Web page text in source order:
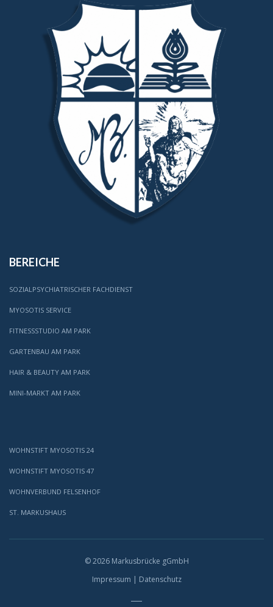
BEREICHE
SOZIALPSYCHIATRISCHER FACHDIENST
MYOSOTIS SERVICE
FITNESSSTUDIO AM PARK
GARTENBAU AM PARK
HAIR & BEAUTY AM PARK
MINI-MARKT AM PARK
WOHNSTIFT MYOSOTIS 24
WOHNSTIFT MYOSOTIS 47
WOHNVERBUND FELSENHOF
ST. MARKUSHAUS
© 2026 Markusbrücke gGmbH
Impressum | Datenschutz